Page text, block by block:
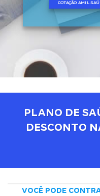
COTAÇÃO AMIL
PLANO DE
DESCONTO
VOCÊ PODE